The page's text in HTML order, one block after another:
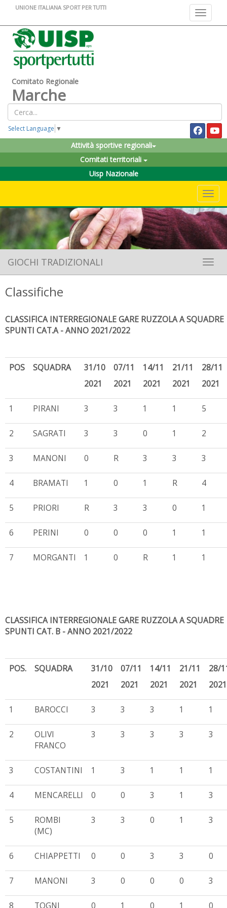
Toggle
UNIONE ITALIANA SPORT PER TUTTI
Comitato Regionale
Marche
Select Language ▼
Attività sportive regionali
Comitati territoriali
Uisp Nazionale
GIOCHI TRADIZIONALI
Classifiche
CLASSIFICA INTERREGIONALE GARE RUZZOLA A SQUADRE
SPUNTI CAT.A - ANNO 2021/2022
POS SQUADRA
31/10
2021
07/11
2021
14/11
2021
21/11
2021
28/11
2021
1 PIRANI 3 3 1 1 5
2 SAGRATI 3 3 0 1 2
3 MANONI 0 R 3 3 3
4 BRAMATI 1 0 1 R 4
5 PRIORI R 3 3 0 1
6 PERINI 0 0 0 1 1
7 MORGANTI 1 0 R 1 1
CLASSIFICA INTERREGIONALE GARE RUZZOLA A SQUADRE
SPUNTI CAT. B - ANNO 2021/2022
POS. SQUADRA
31/10
2021
07/11
2021
14/11
2021
21/11
2021
28/
2021
1 BAROCCI 3 3 3 1 1
2
OLIVI
FRANCO
3 3 3 3 3
3 COSTANTINI 1 3 1 1 1
4 MENCARELLI 0 0 3 1 3
5
ROMBI
(MC)
3 3 0 1 3
6 CHIAPPETTI 0 0 3 3 0
7 MANONI 3 0 0 0 3
8 TOGNI 0 1 0 1 0